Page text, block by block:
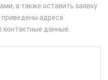
а также оставить заявку
приведены адреса
контактные данные.